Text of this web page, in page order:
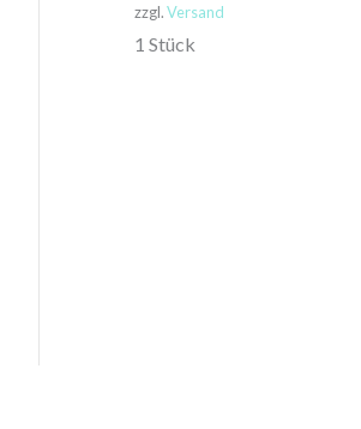
zzgl.Versand
1 Stück